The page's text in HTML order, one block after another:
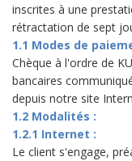
inscrites à une
rétractation de sept
1.1 Modes de
Chèque à l'ordre de
bancaires
depuis notre site
1.2 Modalités :
1.2.1 Internet :
Le client s'engage,